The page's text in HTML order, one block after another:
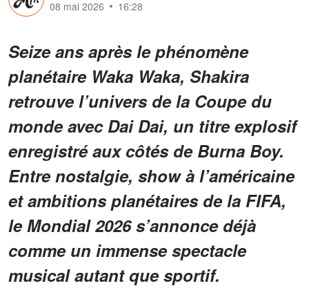
08 mai 2026
16:28
Seize ans après le phénomène
planétaire Waka Waka, Shakira
retrouve l’univers de la Coupe du
monde avec Dai Dai, un titre explosif
enregistré aux côtés de Burna Boy.
Entre nostalgie, show à l’américaine
et ambitions planétaires de la FIFA,
le Mondial 2026 s’annonce déjà
comme un immense spectacle
musical autant que sportif.